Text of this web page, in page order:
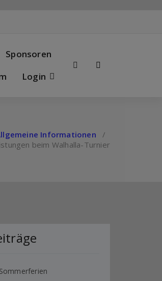
Sponsoren
Login
Informationen /
beim Walhalla-Turnier